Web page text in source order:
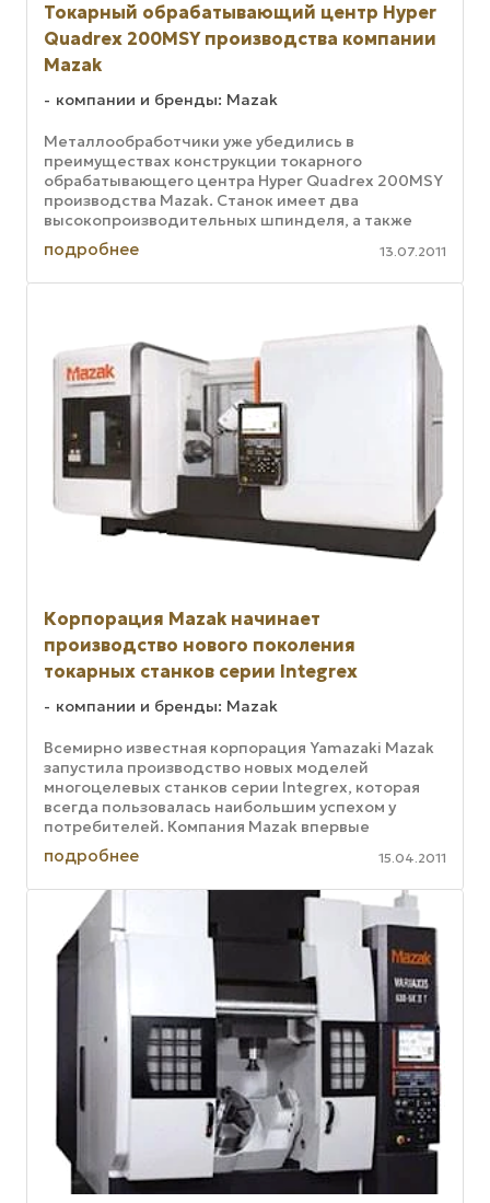
Токарный обрабатывающий центр Hyper
Quadrex 200MSY производства компании
Mazak
компании и бренды: Mazak
Металлообработчики уже убедились в
преимуществах конструкции токарного
обрабатывающего центра Hyper Quadrex 200MSY
производства Mazak. Станок имеет два
высокопроизводительных шпинделя, а также
верхнюю и нижнюю инструментальные головки.
Это позволяет ...
подробнее 13.07.2011
Корпорация Mazak начинает
производство нового поколения
токарных станков серии Integrex
компании и бренды: Mazak
Всемирно известная корпорация Yamazaki Mazak
запустила производство новых моделей
многоцелевых станков серии Integrex, которая
всегда пользовалась наибольшим успехом у
потребителей. Компания Mazak впервые
разработала модель станка, который способен ...
подробнее 15.04.2011